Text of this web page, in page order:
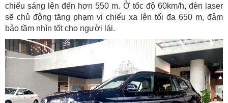
chiếu sáng lên đến hơn 550 m. Ở tốc độ 60km/h, đèn laser
sẽ chủ động tăng phạm vi chiếu xa lên tối đa 650 m, đảm
bảo tầm nhìn tốt cho người lái.